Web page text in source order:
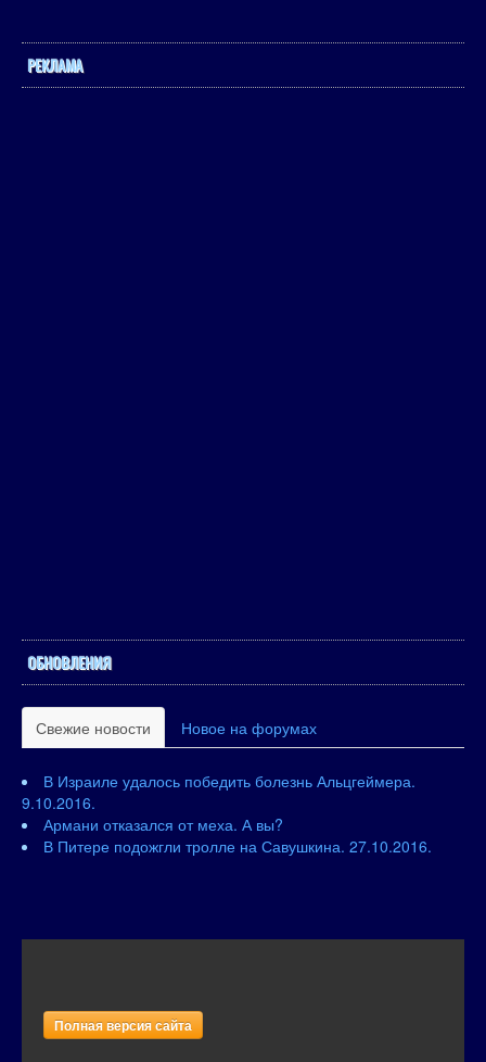
РЕКЛАМА
ОБНОВЛЕНИЯ
Свежие новости Новое на форумах
В Израиле удалось победить болезнь Альцгеймера.
9.10.2016.
Армани отказался от меха. А вы?
В Питере подожгли тролле на Савушкина. 27.10.2016.
Полная версия сайта